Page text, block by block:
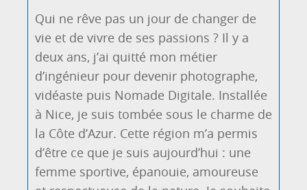
Qui ne rêve pas un jour de changer de
vie et de vivre de ses passions ? Il y a
deux ans, j’ai quitté mon métier
d’ingénieur pour devenir photographe,
vidéaste puis Nomade Digitale. Installée
à Nice, je suis tombée sous le charme de
la Côte d’Azur. Cette région m’a permis
d’être ce que je suis aujourd’hui : une
femme sportive, épanouie, amoureuse